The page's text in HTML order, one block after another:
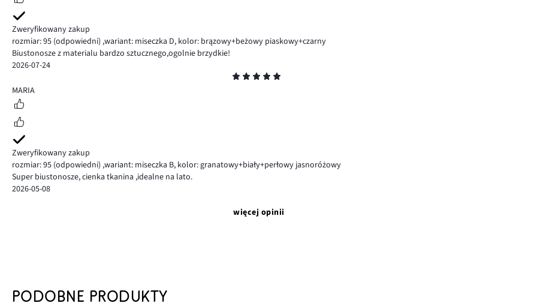
Zweryfikowany zakup
rozmiar: 95 (odpowiedni) ,wariant: miseczka D, kolor: brązowy+beżowy piaskowy+czarny
Biustonosze z materialu bardzo sztucznego,ogolnie brzydkie!
2026-07-24
5
MARIA
Zweryfikowany zakup
rozmiar: 95 (odpowiedni) ,wariant: miseczka B, kolor: granatowy+biały+perłowy jasnoróżowy
Super biustonosze, cienka tkanina ,idealne na lato.
2026-05-08
więcej opinii
PODOBNE PRODUKTY